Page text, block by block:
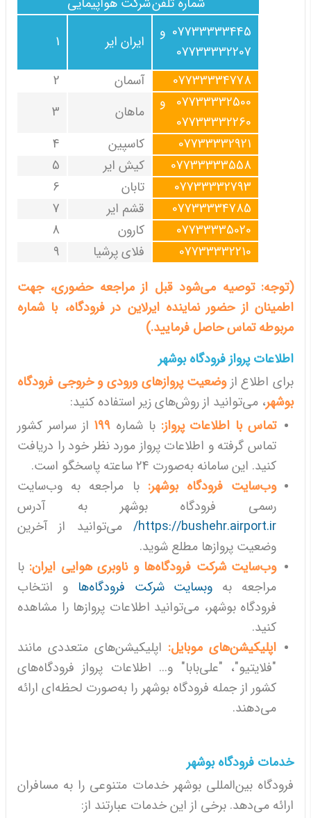
1
ایران ایر
07733333445 و
07733332207
2
آسمان
07733334778
3
ماهان
07733332500 و
07733332260
4
کاسپین
07733332921
5
کیش ایر
07733333558
6
تابان
07733332793
7
قشم ایر
07733334785
8
کارون
07733335020
9
فلای پرشیا
07733332210
(توجه: توصیه می‌شود قبل از مراجعه حضوری، جهت
اطمینان از حضور نماینده ایرلاین در فرودگاه، با شماره
مربوطه تماس حاصل فرمایید.)
اطلاعات پرواز فرودگاه بوشهر
برای اطلاع ازوضعیت پروازهای ورودی و خروجی فرودگاه
بوشهر، می‌توانید از روش‌های زیر استفاده کنید:
تماس با اطلاعات پرواز: با شماره 199 از سراسر کشور
تماس گرفته و اطلاعات پرواز مورد نظر خود را دریافت
کنید. این سامانه به‌صورت 24 ساعته پاسخگو است.
وب‌سایت فرودگاه بوشهر: با مراجعه به وب‌سایت
رسمی فرودگاه بوشهر به آدرس
https://bushehr.airport.ir/
می‌توانید از آخرین
وضعیت پروازها مطلع شوید.
وب‌سایت شرکت فرودگاه‌ها و ناوبری هوایی ایران: با
مراجعه به وبسایت شرکت فرودگاه‌ها و انتخاب
فرودگاه بوشهر، می‌توانید اطلاعات پروازها را مشاهده
کنید.
اپلیکیشن‌های موبایل: اپلیکیشن‌های متعددی مانند
"فلایتیو"، "علی‌بابا" و... اطلاعات پرواز فرودگاه‌های
کشور از جمله فرودگاه بوشهر را به‌صورت لحظه‌ای ارائه
می‌دهند.
خدمات فرودگاه بوشهر
فرودگاه بین‌المللی بوشهر خدمات متنوعی را به مسافران
ارائه می‌دهد. برخی از این خدمات عبارتند از: